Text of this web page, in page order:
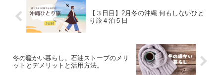
【３日目】2月冬の沖縄 何もしないひと
り旅４泊５日
冬の暖かい暮らし。石油ストーブのメリ
ットとデメリットと活用方法。